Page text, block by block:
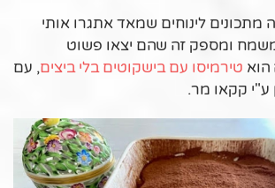
מתכונים לינוחים שמאד אתגרו אותי
ומספק זה שהם יצאו פשוט
הוא טירמיסו עם בישקוטים בלי ביצים, עם
ע"י קקאו מר.